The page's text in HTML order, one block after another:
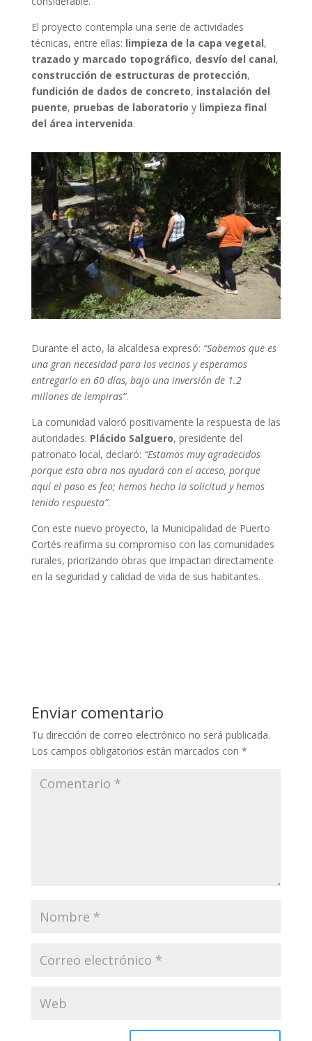
El proyecto contempla una serie de actividades
técnicas, entre ellas: limpieza de la capa vegetal,
trazado y marcado topográfico, desvío del canal,
construcción de estructuras de protección,
fundición de dados de concreto, instalación del
puente, pruebas de laboratorio y limpieza final
del área intervenida.
Durante el acto, la alcaldesa expresó: “Sabemos que es
una gran necesidad para los vecinos y esperamos
entregarlo en 60 días, bajo una inversión de 1.2
millones de lempiras”.
La comunidad valoró positivamente la respuesta de las
autoridades. Plácido Salguero, presidente del
patronato local, declaró: “Estamos muy agradecidos
porque esta obra nos ayudará con el acceso, porque
aquí el paso es feo; hemos hecho la solicitud y hemos
tenido respuesta”.
Con este nuevo proyecto, la Municipalidad de Puerto
Cortés reafirma su compromiso con las comunidades
rurales, priorizando obras que impactan directamente
en la seguridad y calidad de vida de sus habitantes.
Enviar comentario
Tu dirección de correo electrónico no será publicada.
Los campos obligatorios están marcados con *